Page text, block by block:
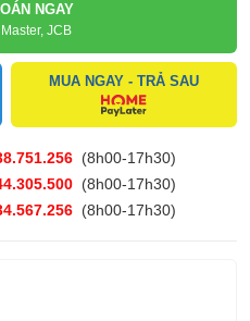
NGAY
JCB
MUA NGAY - TRẢ SAU
(8h00-17h30)
(8h00-17h30)
(8h00-17h30)